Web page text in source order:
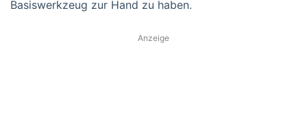
Basiswerkzeug zur Hand zu haben.
Anzeige